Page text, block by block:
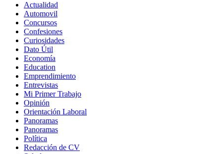
Actualidad
Automovil
Concursos
Confesiones
Curiosidades
Dato Útil
Economía
Education
Emprendimiento
Entrevistas
Mi Primer Trabajo
Opinión
Orientación Laboral
Panoramas
Panoramas
Política
Redacción de CV